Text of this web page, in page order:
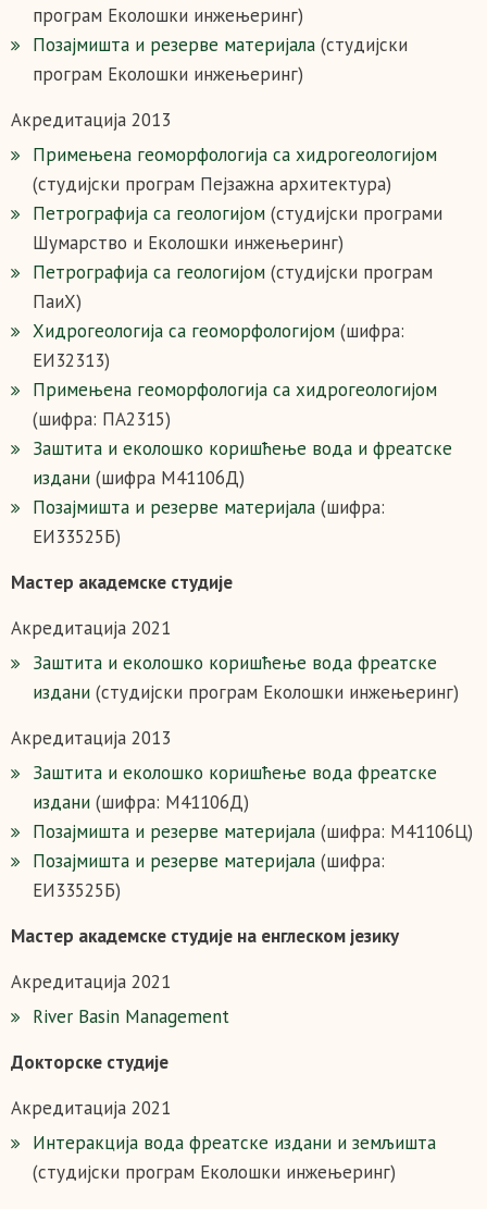
програм Еколошки инжењеринг)
Позајмишта и резерве материјала (студијски
програм Еколошки инжењеринг)
Акредитација 2013
Примењена геоморфологија са хидрогеологијом
(студијски програм Пејзажна архитектура)
Петрографија са геологијом (студијски програми
Шумарство и Еколошки инжењеринг)
Петрографија са геологијом (студијски програм
ПаиХ)
Хидрогеологија са геоморфологијом (шифра:
ЕИ32313)
Примењена геоморфологија са хидрогеологијом
(шифра: ПА2315)
Зaштита и еколошко коришћење вода и фреатске
издани (шифра М41106Д)
Позајмишта и резерве материјала (шифра:
ЕИ33525Б)
Мастер академске студије
Акредитација 2021
Заштита и еколошко коришћење вода фреатске
издани (студијски програм Еколошки инжењеринг)
Акредитација 2013
Заштита и еколошко коришћење вода фреатске
издани (шифра: М41106Д)
Позајмишта и резерве материјала (шифра: М41106Ц)
Позајмишта и резерве материјала (шифра:
ЕИ33525Б)
Мaстер академске студије на енглеском језику
Акредитација 2021
River Basin Management
Докторске студије
Акредитација 2021
Интеракција вода фреатске издани и земљишта
(студијски програм Еколошки инжењеринг)